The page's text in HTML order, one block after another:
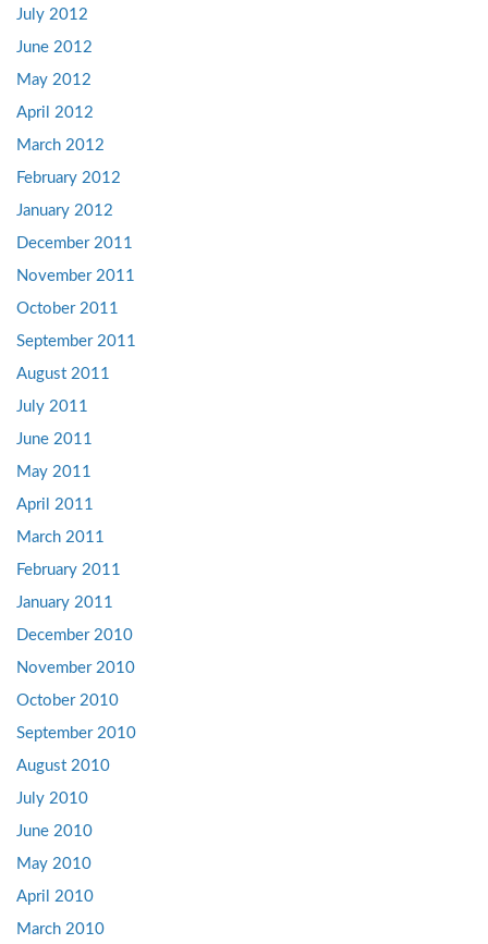
July 2012
June 2012
May 2012
April 2012
March 2012
February 2012
January 2012
December 2011
November 2011
October 2011
September 2011
August 2011
July 2011
June 2011
May 2011
April 2011
March 2011
February 2011
January 2011
December 2010
November 2010
October 2010
September 2010
August 2010
July 2010
June 2010
May 2010
April 2010
March 2010